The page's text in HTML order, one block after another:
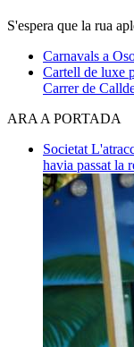
S'espera que la rua
Carnavals a
Cartell de luxe
Carrer de
ARA A PORTADA
Societat
havia passat la